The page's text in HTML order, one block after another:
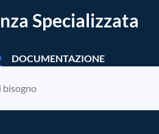
Specializzata
DOCUMENTAZIONE